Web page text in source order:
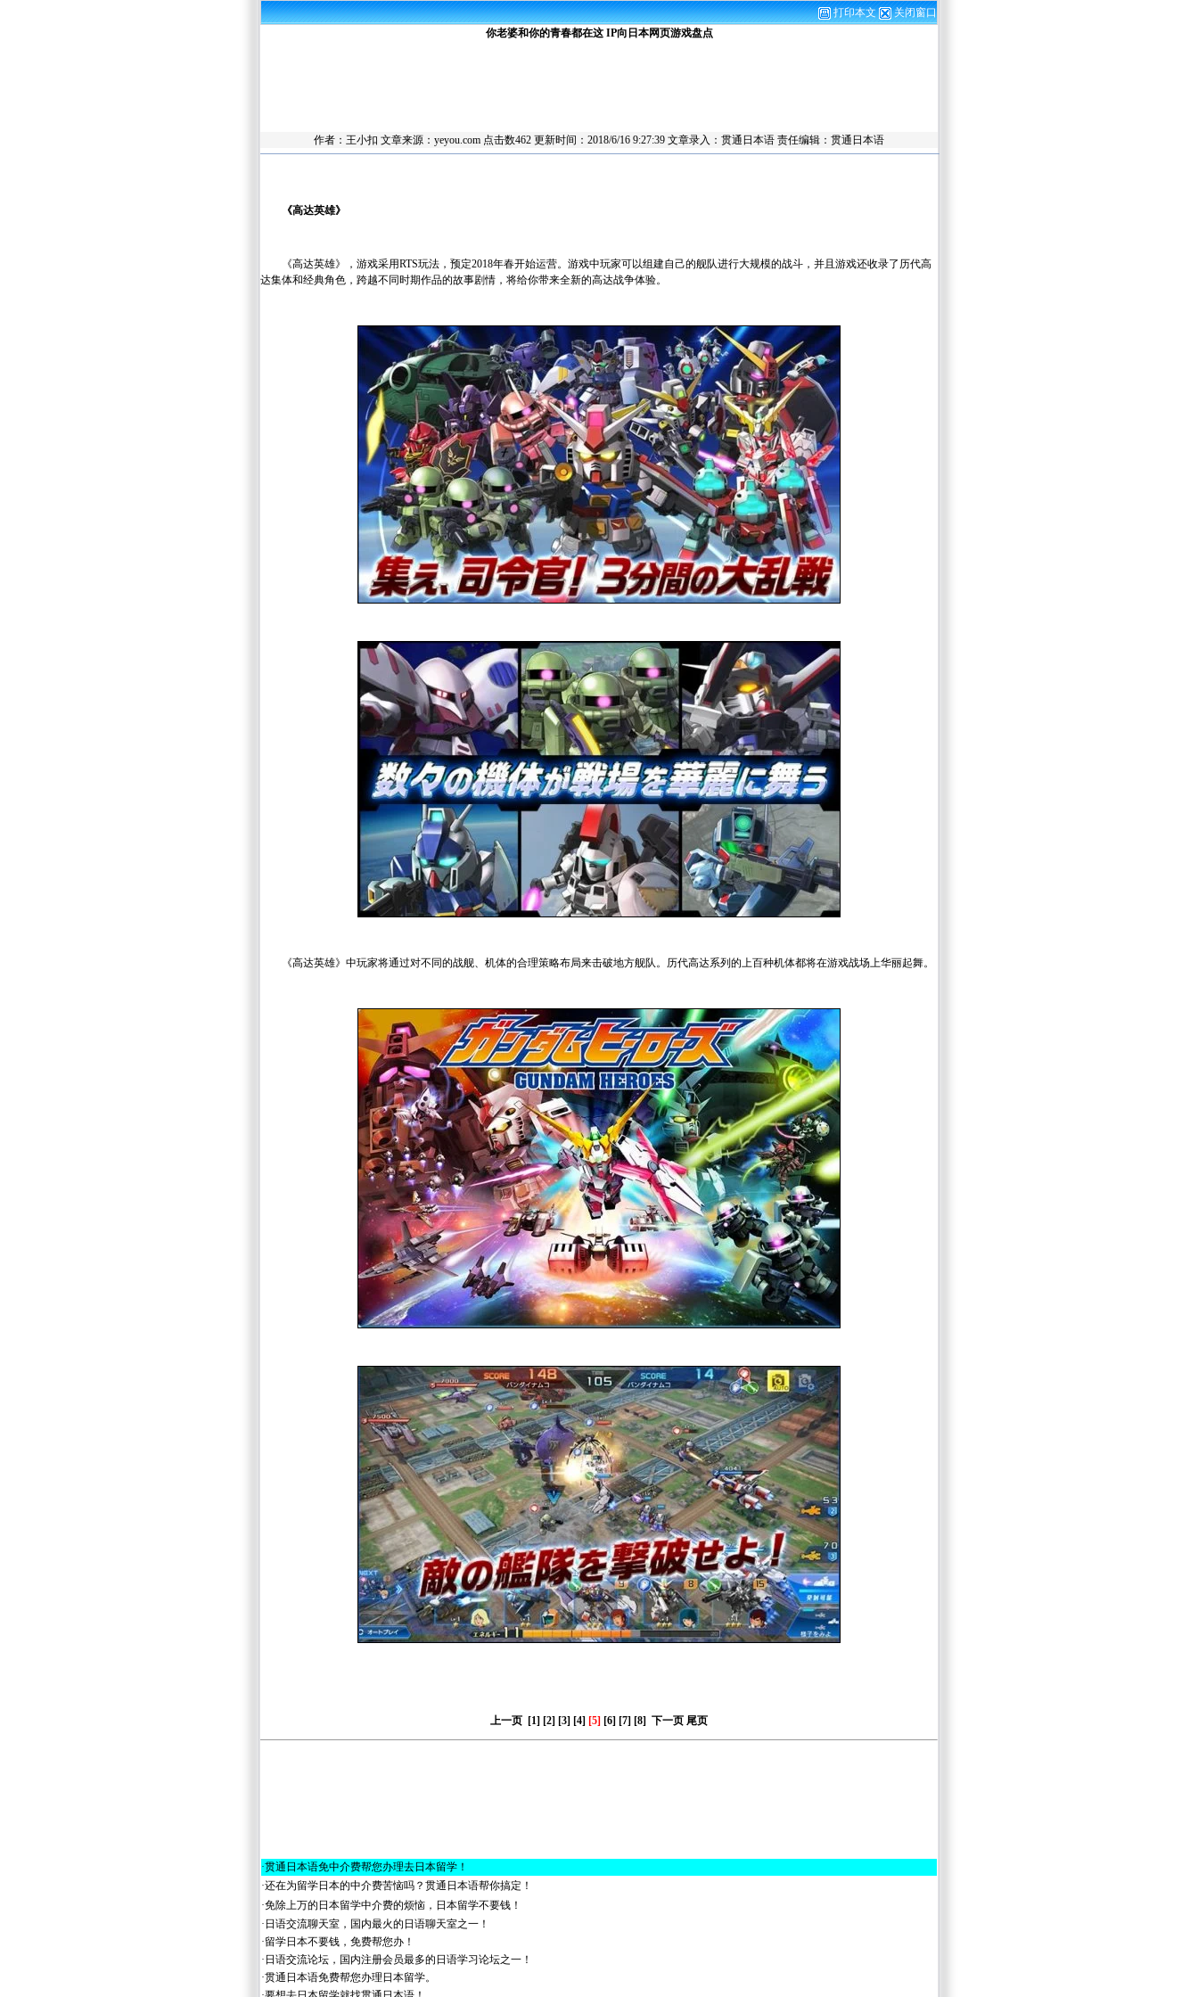
打印本文
关闭窗口
你老婆和你的青春都在这 IP向日本网页游戏盘点
作者： 王小扣 文章来源： yeyou.com 点击数462 更新时间：2018/6/16 9:27:39 文章录入：贯通日本语 责任编辑：贯通日本语
《高达英雄》
《高达英雄》，游戏采用RTS玩法，预定2018年春开始运营。游戏中玩家可以组建自己的舰队进行大规模的战斗，并且游戏还收录了历代高
达集体和经典角色，跨越不同时期作品的故事剧情，将给你带来全新的高达战争体验。
《高达英雄》中玩家将通过对不同的战舰、机体的合理策略布局来击破地方舰队。历代高达系列的上百种机体都将在游戏战场上华丽起舞。
上一页 [1] [2] [3] [4] [5] [6] [7] [8] 下一页 尾页
·贯通日本语免中介费帮您办理去日本留学！
·还在为留学日本的中介费苦恼吗？贯通日本语帮你搞定！
·免除上万的日本留学中介费的烦恼，日本留学不要钱！
· 日语交流聊天室，国内最火的日语聊天室之一！
·留学日本不要钱，免费帮您办！
· 日语交流论坛，国内注册会员最多的日语学习论坛之一！
·贯通日本语免费帮您办理日本留学。